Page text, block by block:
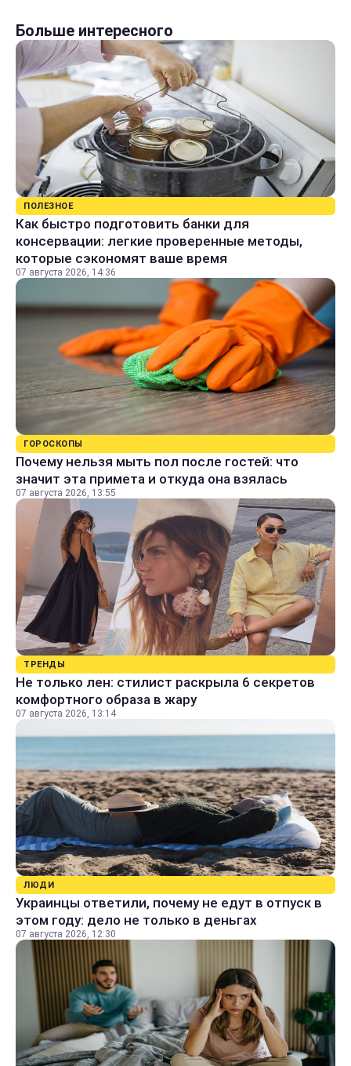
Больше интересного
ПОЛЕЗНОЕ
Как быстро подготовить банки для
консервации: легкие проверенные методы,
которые сэкономят ваше время
07 августа 2026, 14:36
ГОРОСКОПЫ
Почему нельзя мыть пол после гостей: что
значит эта примета и откуда она взялась
07 августа 2026, 13:55
ТРЕНДЫ
Не только лен: стилист раскрыла 6 секретов
комфортного образа в жару
07 августа 2026, 13:14
ЛЮДИ
Украинцы ответили, почему не едут в отпуск в
этом году: дело не только в деньгах
07 августа 2026, 12:30